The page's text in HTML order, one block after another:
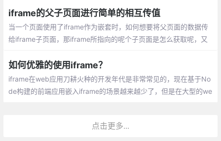
但我们经常又需要做一些参数回传的事情怎么办呢？以上的这种实
现方式就很好的解决了这个问题
iframe的父子页面进行简单的相互传值
当一个页面使用了iframe作为嵌套时，如何想要将父页面的数据传
给iframe子页面，那iframe所指向的呢个子页面是怎么获取呢，又
的数据呢？
如何优雅的使用iframe？
iframe在web应用刀耕火种的开发年代是非常常见的，现在基于No
de构建的前端应用嵌入iframe的场景越来越少了，但是在大型的we
点击更多...